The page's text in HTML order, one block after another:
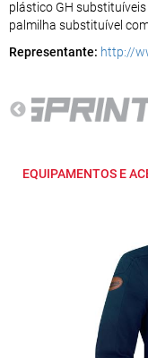
plástico GH
palmilha substituível
Representante: http://
EQUIPAMENTOS E